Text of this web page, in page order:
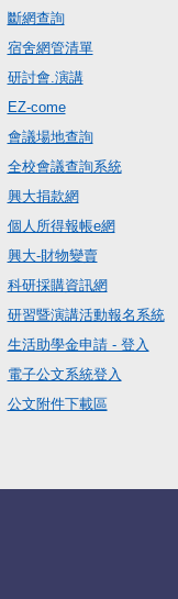
斷網查詢
宿舍網管清單
研討會.演講
EZ-come
會議場地查詢
全校會議查詢系統
興大捐款網
個人所得報帳e網
興大-財物變賣
科研採購資訊網
研習暨演講活動報名系統
生活助學金申請 - 登入
電子公文系統登入
公文附件下載區